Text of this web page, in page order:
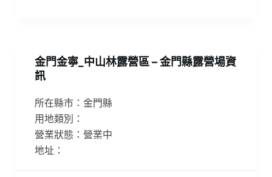
金門金寧_中山林露營區 – 金門縣露營場資
訊
所在縣市：金門縣
用地類別：
營業狀態：營業中
地址：